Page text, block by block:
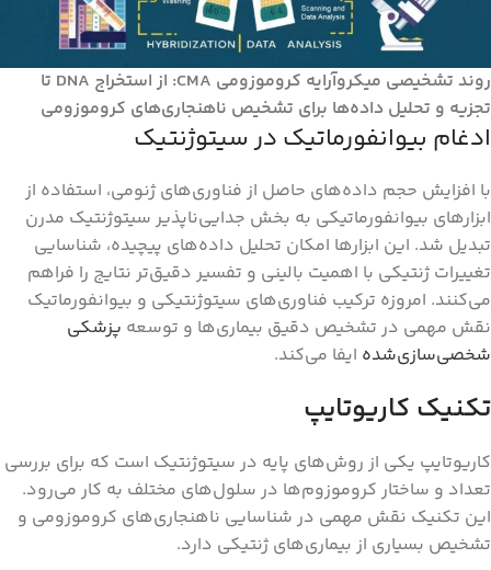
روند تشخیصی میکروآرایه کروموزومی CMA: از استخراج DNA تا
تجزیه و تحلیل داده‌ها برای تشخیص ناهنجاری‌های کروموزومی
ادغام بیوانفورماتیک در سیتوژنتیک
با افزایش حجم داده‌های حاصل از فناوری‌های ژنومی، استفاده از
ابزارهای بیوانفورماتیکی به بخش جدایی‌ناپذیر سیتوژنتیک مدرن
تبدیل شد. این ابزارها امکان تحلیل داده‌های پیچیده، شناسایی
تغییرات ژنتیکی با اهمیت بالینی و تفسیر دقیق‌تر نتایج را فراهم
می‌کنند. امروزه ترکیب فناوری‌های سیتوژنتیکی و بیوانفورماتیک
نقش مهمی در تشخیص دقیق بیماری‌ها و توسعه پزشکی
شخصی‌سازی‌شده ایفا می‌کند.
تکنیک کاریوتایپ
کاریوتایپ یکی از روش‌های پایه در سیتوژنتیک است که برای بررسی
تعداد و ساختار کروموزوم‌ها در سلول‌های مختلف به کار می‌رود.
این تکنیک نقش مهمی در شناسایی ناهنجاری‌های کروموزومی و
تشخیص بسیاری از بیماری‌های ژنتیکی دارد.